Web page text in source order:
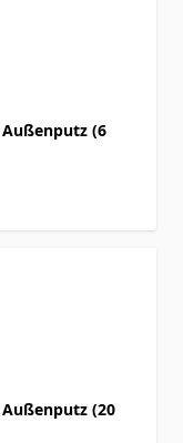
(6
(20